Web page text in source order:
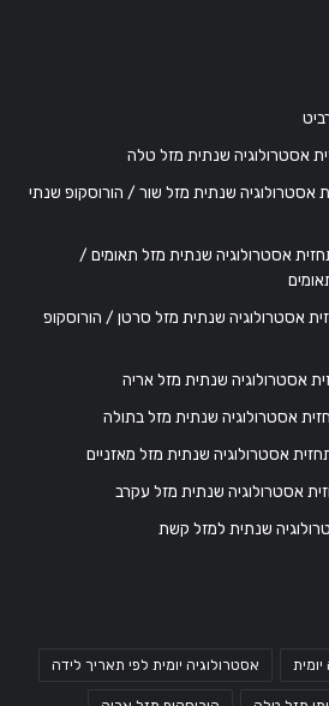
שור / תחזית אסטרולוגיה שנתית מזל שור / הורוסקופ שנתי
תאומים / תחזית אסטרולוגיה שנתית מזל תאומים /
סרטן / תחזית אסטרולוגיה שנתית מזל סרטן / הורוסקופ
אסטרולוגיה יומית לפי תאריך לידה